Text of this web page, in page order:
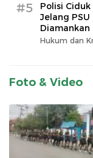
#5
Polisi
Jelang
Diamankan
Hukum dan
Foto & Video